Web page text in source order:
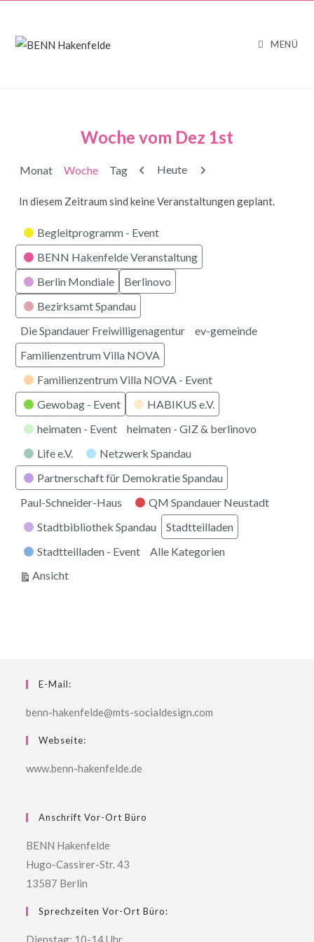
MENÜ
Woche vom Dez 1st
Monat Woche Tag Zurück
Heute Weiter
In diesem Zeitraum sind keine Veranstaltungen geplant.
Kategorien
Begleitprogramm - Event
BENN Hakenfelde Veranstaltung
Berlin Mondiale
Berlinovo
Bezirksamt Spandau
Die Spandauer Freiwilligenagentur
ev-gemeinde
Familienzentrum Villa NOVA
Familienzentrum Villa NOVA - Event
Gewobag - Event
HABIKUS e.V.
heimaten - Event
heimaten - GIZ & berlinovo
Life e.V.
Netzwerk Spandau
Partnerschaft für Demokratie Spandau
Paul-Schneider-Haus
QM Spandauer Neustadt
Stadtbibliothek Spandau
Stadtteilladen
Stadtteilladen - Event
Alle Kategorien
Ansichtausdrucken
E-Mail:
benn-hakenfelde@mts-socialdesign.com
Webseite:
www.benn-hakenfelde.de
Anschrift Vor-Ort Büro
BENN Hakenfelde
Hugo-Cassirer-Str. 43
13587 Berlin
Sprechzeiten Vor-Ort Büro:
Dienstag: 10-14 Uhr